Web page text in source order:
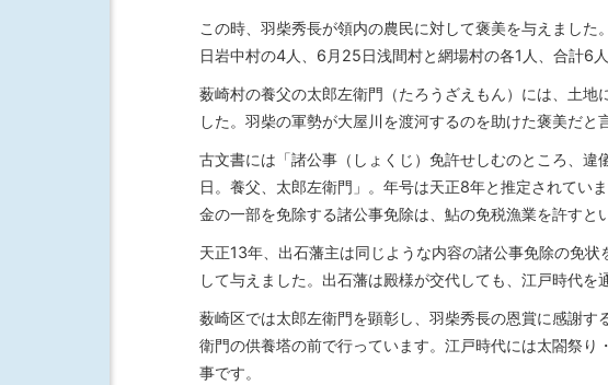
この時、羽柴秀長が領内の農民に対して褒美を与えまし
日岩中村の4人、6月25日浅間村と網場村の各1人、合計6人
薮崎村の養父の太郎左衛門（たろうざえもん）には、土地
した。羽柴の軍勢が大屋川を渡河するのを助けた褒美だと
古文書には「諸公事（しょくじ）免許せしむのところ、
日。養父、太郎左衛門」。年号は天正8年と推定されてい
金の一部を免除する諸公事免除は、鮎の免税漁業を許すと
天正13年、出石藩主は同じような内容の諸公事免除の免
して与えました。出石藩は殿様が交代しても、江戸時代を
薮崎区では太郎左衛門を顕彰し、羽柴秀長の恩賞に感謝
衛門の供養塔の前で行っています。江戸時代には太閤祭
事です。